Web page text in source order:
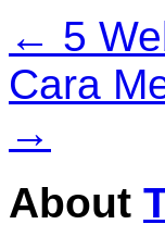
← 5
Cara
→
About